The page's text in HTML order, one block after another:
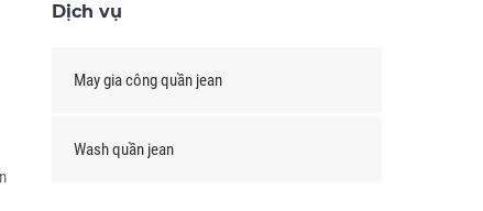
Dịch vụ
May gia công quần jean
Wash quần jean